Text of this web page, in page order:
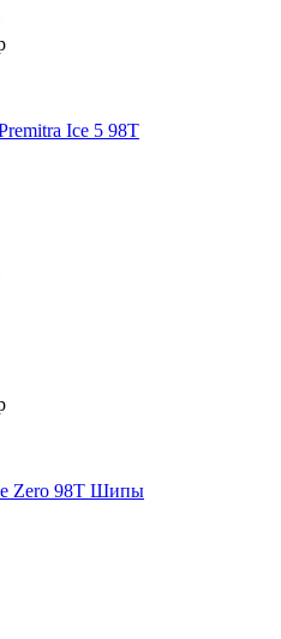
Ice 5 98T
Zero 98T Шипы